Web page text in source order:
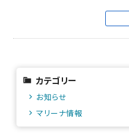
カテゴリー
お知らせ
マリーナ情報